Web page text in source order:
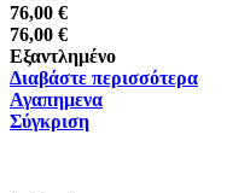
76,00 €
76,00 €
Εξαντλημένο
Διαβάστε περισσότερα
Αγαπημενα
Σύγκριση